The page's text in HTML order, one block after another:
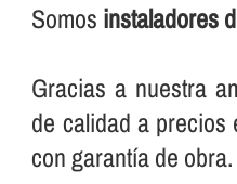
Somos instaladores
Gracias a nuestra
de calidad a precios
con garantí­a de obra.